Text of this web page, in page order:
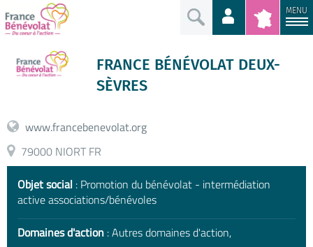
MENU
FRANCE BÉNÉVOLAT DEUX-
SÈVRES
www.francebenevolat.org
79000 NIORT FR
Objet social : Promotion du bénévolat - intermédiation
active associations/bénévoles
Domaines d'action : Autres domaines d'action,